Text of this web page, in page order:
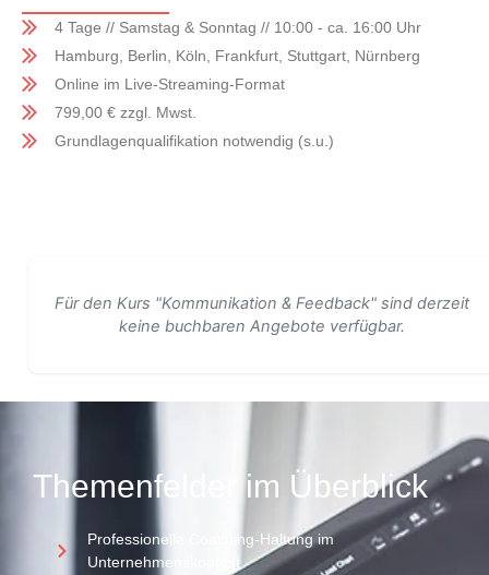
4 Tage // Samstag & Sonntag // 10:00 - ca. 16:00 Uhr
Hamburg, Berlin, Köln, Frankfurt, Stuttgart, Nürnberg
Online im Live-Streaming-Format
799,00 € zzgl. Mwst.
Grundlagenqualifikation notwendig (s.u.)
Für den Kurs "Kommunikation & Feedback" sind derzeit
keine buchbaren Angebote verfügbar.
Themenfelder im Überblick
Professionelle Coaching-Haltung im
Unternehmenskontext